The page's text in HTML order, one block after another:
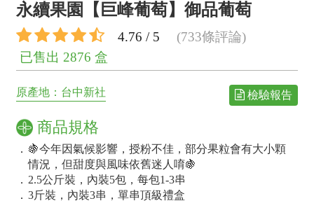
永續果園【巨峰葡萄】御品葡萄
4.76 / 5
(733條評論)
已售出 2876 盒
原產地：台中新社 檢驗報告
商品規格
． 🍇今年因氣候影響，授粉不佳，部分果粒會有大小顆
情況，但甜度與風味依舊迷人唷🍇
． 2.5公斤裝，內裝5包，每包1-3串
． 3斤裝，內裝3串，單串頂級禮盒